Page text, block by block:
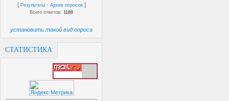
[ Результаты · Архив опросов ]
Всего ответов:1188
установить такой вид опроса
СТАТИСТИКА